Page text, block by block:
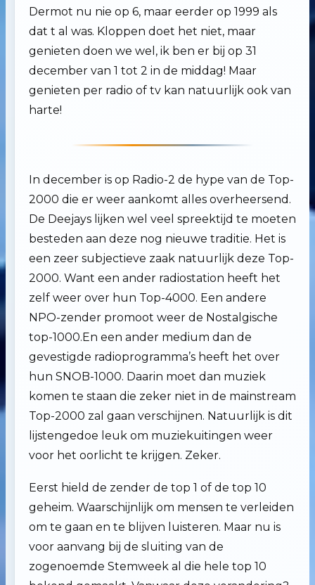
Dermot nu nie op 6, maar eerder op 1999 als
dat t al was. Kloppen doet het niet, maar
genieten doen we wel, ik ben er bij op 31
december van 1 tot 2 in de middag! Maar
genieten per radio of tv kan natuurlijk ook van
harte!
In december is op Radio-2 de hype van de Top-
2000 die er weer aankomt alles overheersend.
De Deejays lijken wel veel spreektijd te moeten
besteden aan deze nog nieuwe traditie. Het is
een zeer subjectieve zaak natuurlijk deze Top-
2000. Want een ander radiostation heeft het
zelf weer over hun Top-4000. Een andere
NPO-zender promoot weer de Nostalgische
top-1000.En een ander medium dan de
gevestigde radioprogramma’s heeft het over
hun SNOB-1000. Daarin moet dan muziek
komen te staan die zeker niet in de mainstream
Top-2000 zal gaan verschijnen. Natuurlijk is dit
lijstengedoe leuk om muziekuitingen weer
voor het oorlicht te krijgen. Zeker.
Eerst hield de zender de top 1 of de top 10
geheim. Waarschijnlijk om mensen te verleiden
om te gaan en te blijven luisteren. Maar nu is
voor aanvang bij de sluiting van de
zogenoemde Stemweek al die hele top 10